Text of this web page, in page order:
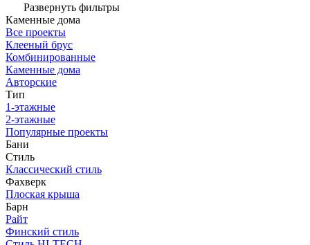
Развернуть фильтры
Каменные дома
Все проекты
Клееный брус
Комбинированные
Каменные дома
Авторские
Тип
1-этажные
2-этажные
Популярные проекты
Бани
Стиль
Классический стиль
Фахверк
Плоская крыша
Барн
Райт
Финский стиль